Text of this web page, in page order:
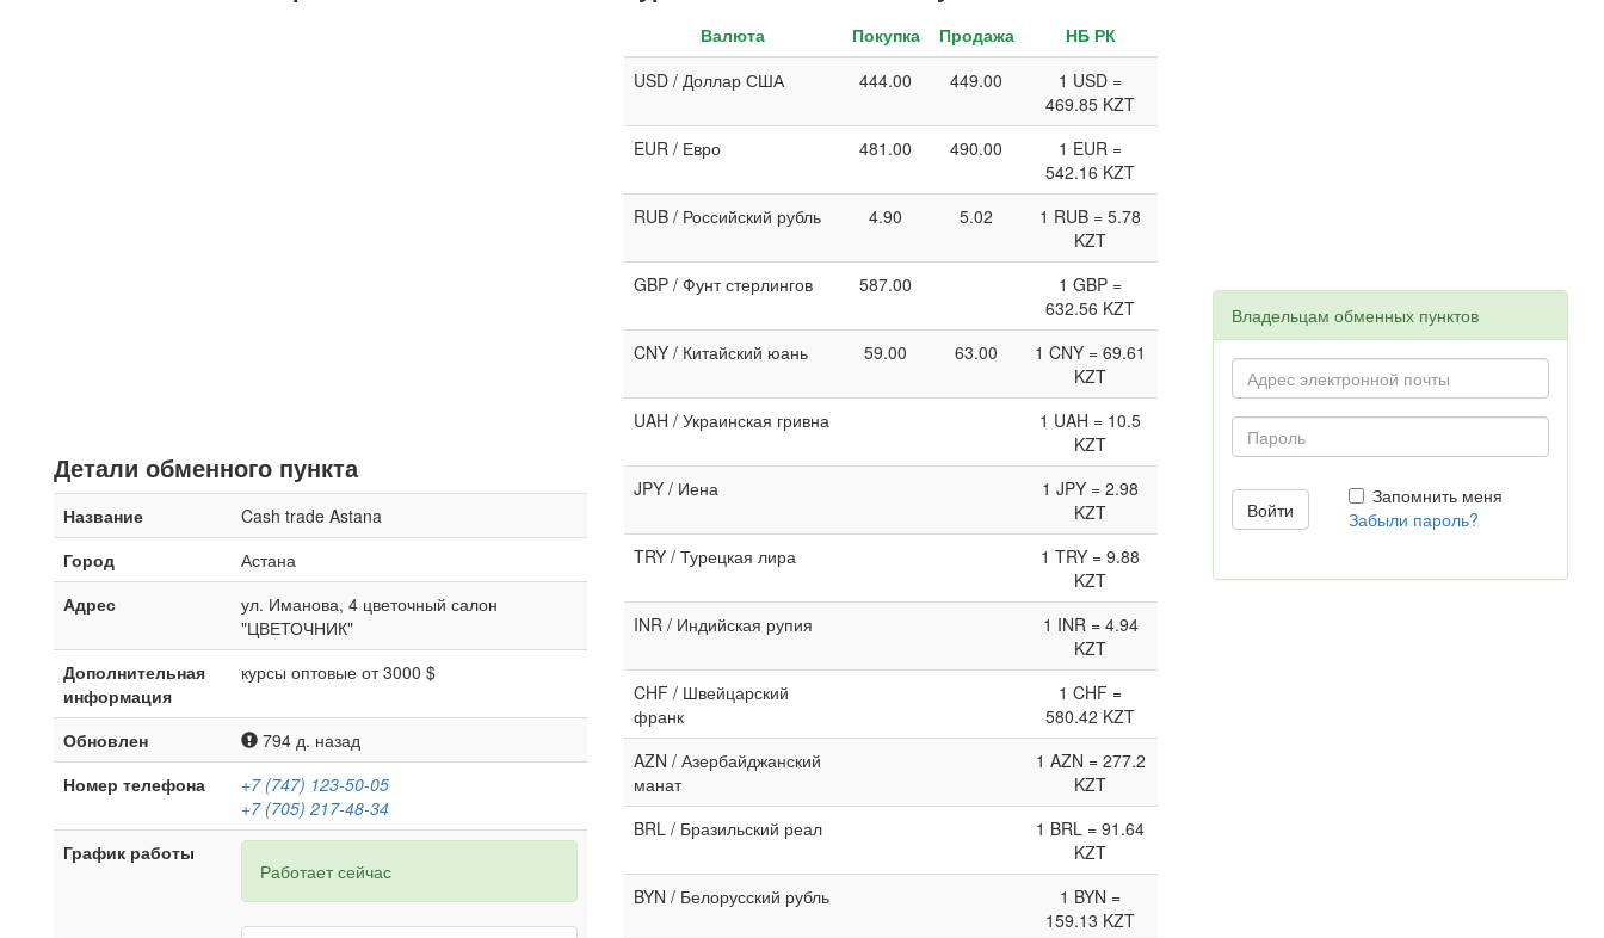
Детали обменного пункта
Название
Cash trade Astana
Город
Астана
Адрес
ул. Иманова, 4 цветочный салон
"ЦВЕТОЧНИК"
Дополнительная
информация
курсы оптовые от 3000 $
Обновлен
794 д. назад
Номер телефона
+7 (747) 123-50-05
+7 (705) 217-48-34
График работы
Работает сейчас
Валюта Покупка Продажа
НБ РК
USD / Доллар США
444.00 449.00
1 USD =
469.85 KZT
EUR / Евро
481.00 490.00
1 EUR =
542.16 KZT
RUB / Российский рубль
4.90 5.02
1 RUB = 5.78
KZT
GBP / Фунт стерлингов
587.00
1 GBP =
632.56 KZT
CNY / Китайский юань
59.00 63.00
1 CNY = 69.61
KZT
UAH / Украинская гривна
1 UAH = 10.5
KZT
JPY / Иена
1 JPY = 2.98
KZT
TRY / Турецкая лира
1 TRY = 9.88
KZT
INR / Индийская рупия
1 INR = 4.94
KZT
CHF / Швейцарский
франк
1 CHF =
580.42 KZT
AZN / Азербайджанский
манат
1 AZN = 277.2
KZT
BRL / Бразильский реал
1 BRL = 91.64
KZT
BYN / Белорусский рубль
1 BYN =
159.13 KZT
Владельцам обменных пунктов
Запомнить меня
Забыли пароль?